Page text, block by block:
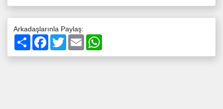
Arkadaşlarınla Paylaş:
PaylaşFacebook
TwitterEmail